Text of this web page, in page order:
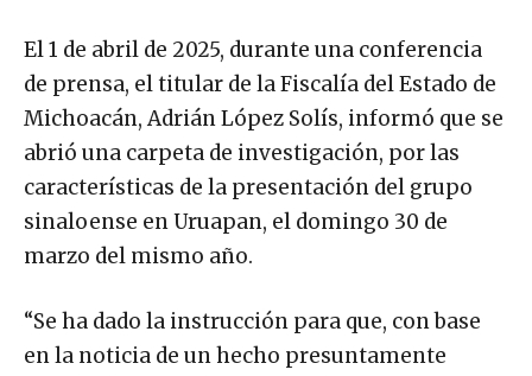
El 1 de abril de 2025, durante una conferencia
de prensa, el titular de la Fiscalía del Estado de
Michoacán, Adrián López Solís, informó que se
abrió una carpeta de investigación, por las
características de la presentación del grupo
sinaloense en Uruapan, el domingo 30 de
marzo del mismo año.
“Se ha dado la instrucción para que, con base
en la noticia de un hecho presuntamente